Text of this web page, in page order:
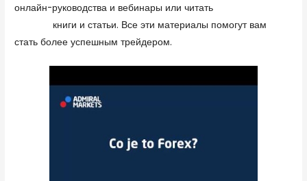
онлайн-руководства и вебинары или читать
книги и статьи. Все эти материалы помогут вам
стать более успешным трейдером.